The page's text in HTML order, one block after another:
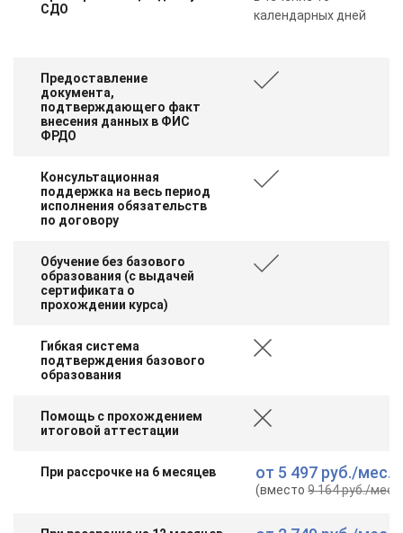
СДО
календарных дней
Предоставление
документа,
подтверждающего факт
внесения данных в ФИС
ФРДО
Консультационная
поддержка на весь период
исполнения обязательств
по договору
Обучение без базового
образования (с выдачей
сертификата о
прохождении курса)
Гибкая система
подтверждения базового
образования
Помощь с прохождением
итоговой аттестации
При рассрочке на 6 месяцев от 5 497 руб./мес.
(вместо9 164 руб./мес.